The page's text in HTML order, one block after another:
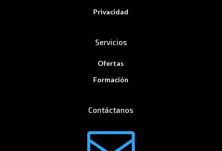
Privacidad
Servicios
Ofertas
Formación
Contáctanos